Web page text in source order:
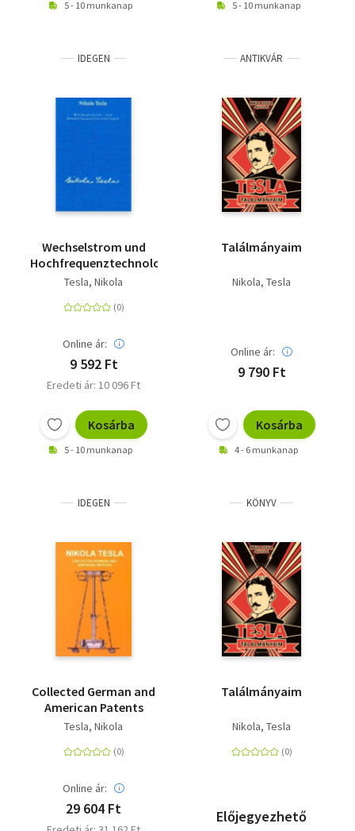
5 - 10 munkanap 5 - 10 munkanap
IDEGEN
Wechselstrom und
Hochfrequenztechnologie
Tesla, Nikola
Online ár:
9 592 Ft
Eredeti ár: 10 096 Ft
Kosárba
5 - 10 munkanap
ANTIKVÁR
Találmányaim
Nikola, Tesla
Online ár:
9 790 Ft
Kosárba
4 - 6 munkanap
IDEGEN
Collected German and
American Patents
Tesla, Nikola
Online ár:
29 604 Ft
KÖNYV
Találmányaim
Nikola, Tesla
Előjegyezhető